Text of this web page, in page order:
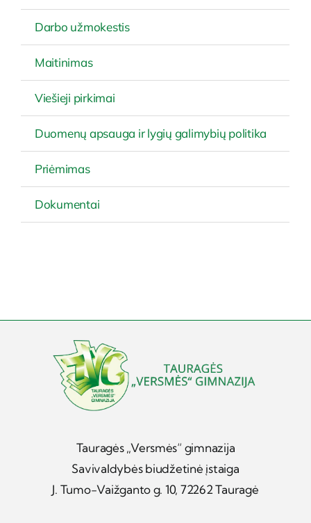
Darbo užmokestis
Maitinimas
Viešieji pirkimai
Duomenų apsauga ir lygių galimybių politika
Priėmimas
Dokumentai
Tauragės „Versmės“ gimnazija
Savivaldybės biudžetinė įstaiga
J. Tumo-Vaižganto g. 10, 72262 Tauragė